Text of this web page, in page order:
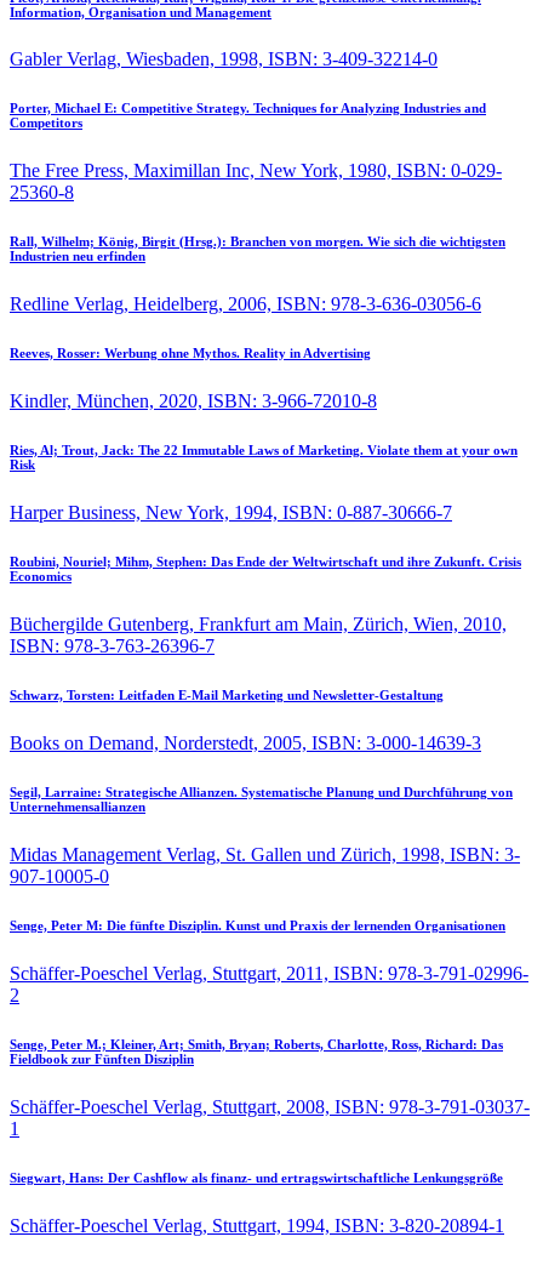
Information, Organisation und Management
Gabler Verlag, Wiesbaden, 1998, ISBN: 3-409-32214-0
Porter, Michael E: Competitive Strategy. Techniques for Analyzing Industries and
Competitors
The Free Press, Maximillan Inc, New York, 1980, ISBN: 0-029-
25360-8
Rall, Wilhelm; König, Birgit (Hrsg.): Branchen von morgen. Wie sich die wichtigsten
Industrien neu erfinden
Redline Verlag, Heidelberg, 2006, ISBN: 978-3-636-03056-6
Reeves, Rosser: Werbung ohne Mythos. Reality in Advertising
Kindler, München, 2020, ISBN: 3-966-72010-8
Ries, Al; Trout, Jack: The 22 Immutable Laws of Marketing. Violate them at your own
Risk
Harper Business, New York, 1994, ISBN: 0-887-30666-7
Roubini, Nouriel; Mihm, Stephen: Das Ende der Weltwirtschaft und ihre Zukunft. Crisis
Economics
Büchergilde Gutenberg, Frankfurt am Main, Zürich, Wien, 2010,
ISBN: 978-3-763-26396-7
Schwarz, Torsten: Leitfaden E-Mail Marketing und Newsletter-Gestaltung
Books on Demand, Norderstedt, 2005, ISBN: 3-000-14639-3
Segil, Larraine: Strategische Allianzen. Systematische Planung und Durchführung von
Unternehmensallianzen
Midas Management Verlag, St. Gallen und Zürich, 1998, ISBN: 3-
907-10005-0
Senge, Peter M: Die fünfte Disziplin. Kunst und Praxis der lernenden Organisationen
Schäffer-Poeschel Verlag, Stuttgart, 2011, ISBN: 978-3-791-02996-
2
Senge, Peter M.; Kleiner, Art; Smith, Bryan; Roberts, Charlotte, Ross, Richard: Das
Fieldbook zur Fünften Disziplin
Schäffer-Poeschel Verlag, Stuttgart, 2008, ISBN: 978-3-791-03037-
1
Siegwart, Hans: Der Cashflow als finanz- und ertragswirtschaftliche Lenkungsgröße
Schäffer-Poeschel Verlag, Stuttgart, 1994, ISBN: 3-820-20894-1